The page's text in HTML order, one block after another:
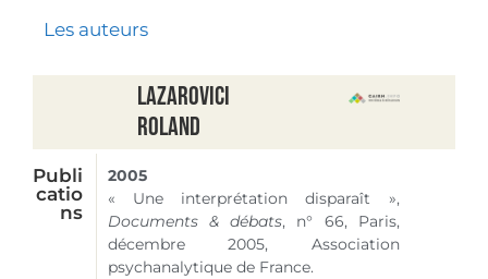
Les auteurs
Lazarovici
Roland
Publi
catio
ns
2005
« Une interprétation disparaît »,
Documents & débats, n° 66, Paris,
décembre 2005, Association
psychanalytique de France.